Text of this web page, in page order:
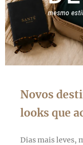
Novos
looks que
Dias mais leves,